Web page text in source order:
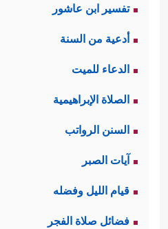
تفسير ابن عاشور
أدعية من السنة
الدعاء للميت
الصلاة الإبراهيمية
السنن الرواتب
آيات الصبر
قيام الليل وفضله
فضائل صلاة الفجر